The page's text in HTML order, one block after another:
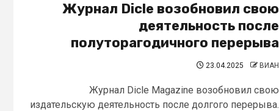
Журнал Dicle возобновил свою
деятельность после
полуторагодичного перерыва
23.04.2025 ВИАН
Журнал Dicle Magazine возобновил свою
издательскую деятельность после долгого перерыва.